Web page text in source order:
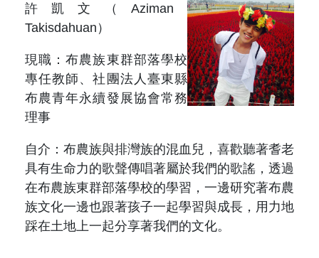
許凱文（Aziman
Takisdahuan）
現職：布農族東群部落學校
專任教師、社團法人臺東縣
布農青年永續發展協會常務
理事
自介：布農族與排灣族的混血兒，喜歡聽著耆老
具有生命力的歌聲傳唱著屬於我們的歌謠，透過
在布農族東群部落學校的學習，一邊研究著布農
族文化一邊也跟著孩子一起學習與成長，用力地
踩在土地上一起分享著我們的文化。